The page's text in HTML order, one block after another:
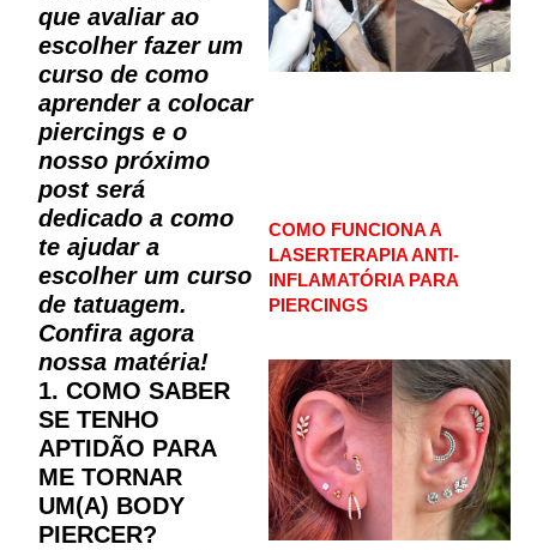
que avaliar ao
escolher fazer um
curso de como
aprender a colocar
piercings e o
nosso próximo
post será
dedicado a como
te ajudar a
escolher um curso
de tatuagem.
Confira agora
nossa matéria!
1. COMO SABER
SE TENHO
APTIDÃO PARA
ME TORNAR
UM(A) BODY
PIERCER?
COMO FUNCIONA A
LASERTERAPIA ANTI-
INFLAMATÓRIA PARA
PIERCINGS